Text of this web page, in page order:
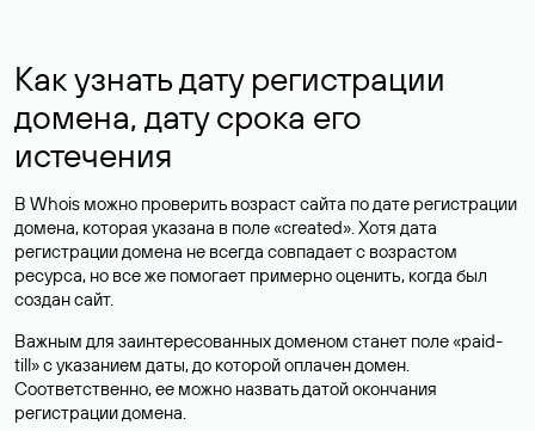
Как узнать дату регистрации
домена, дату срока его
истечения
В Whois можно проверить возраст сайта по дате регистрации
домена, которая указана в поле «created». Хотя дата
регистрации домена не всегда совпадает с возрастом
ресурса, но все же помогает примерно оценить, когда был
создан сайт.
Важным для заинтересованных доменом станет поле «paid-
till» с указанием даты, до которой оплачен домен.
Соответственно, ее можно назвать датой окончания
регистрации домена.